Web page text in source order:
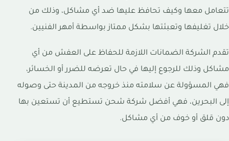
تتعامل معها وكيف تحافظ عليها ضد أي مشاكل، وذلك من
خلال تغليفها وتعبئتها بشكل ممتاز بواسطة أمهر الفنيين.
تقدم الشركة الضمانات اللازمة للحفاظ على العفش من أي
مشاكل وذلك للرجوع إليها في حال تعرضه للضرر أو الخسائر،
فهي المسؤولة عن سلامته منذ خروجه من المدينة حتى وصوله
إلى البحرين، فهي أفضل شركة شحن تستطيع أن تستعين بها
دون قلق أو خوف من أي مشاكل.